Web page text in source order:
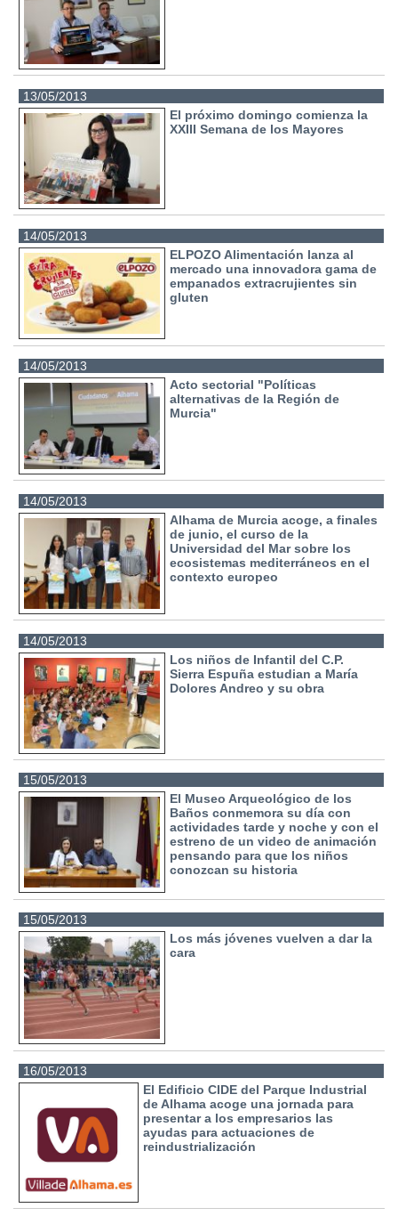
13/05/2013
El próximo domingo comienza la
XXIII Semana de los Mayores
14/05/2013
ELPOZO Alimentación lanza al
mercado una innovadora gama de
empanados extracrujientes sin
gluten
14/05/2013
Acto sectorial "Políticas
alternativas de la Región de
Murcia"
14/05/2013
Alhama de Murcia acoge, a finales
de junio, el curso de la
Universidad del Mar sobre los
ecosistemas mediterráneos en el
contexto europeo
14/05/2013
Los niños de Infantil del C.P.
Sierra Espuña estudian a María
Dolores Andreo y su obra
15/05/2013
El Museo Arqueológico de los
Baños conmemora su día con
actividades tarde y noche y con el
estreno de un video de animación
pensando para que los niños
conozcan su historia
15/05/2013
Los más jóvenes vuelven a dar la
cara
16/05/2013
El Edificio CIDE del Parque Industrial
de Alhama acoge una jornada para
presentar a los empresarios las
ayudas para actuaciones de
reindustrialización